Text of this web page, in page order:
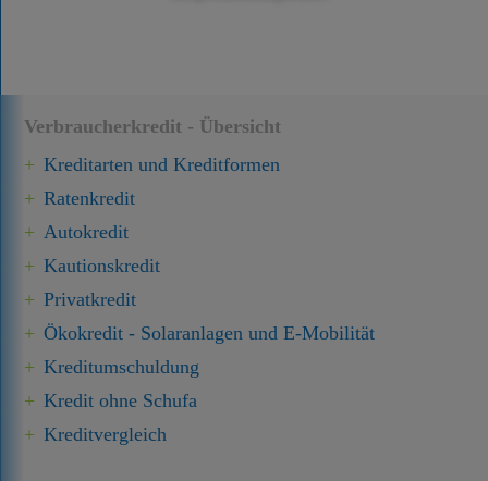
Verbraucherkredit - Übersicht
Kreditarten und Kreditformen
Ratenkredit
Autokredit
Kautionskredit
Privatkredit
Ökokredit - Solaranlagen und E-Mobilität
Kredit­umschuldung
Kredit ohne Schufa
Kreditvergleich